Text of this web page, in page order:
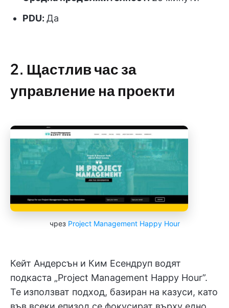
PDU: Да
2. Щастлив час за
управление на проекти
чрез Project Management Happy Hour
Кейт Андерсън и Ким Есендруп водят
подкаста „Project Management Happy Hour”.
Те използват подход, базиран на казуси, като